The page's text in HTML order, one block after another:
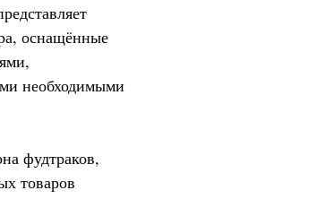
оснащённые
необходимыми
фудтраков,
товаров